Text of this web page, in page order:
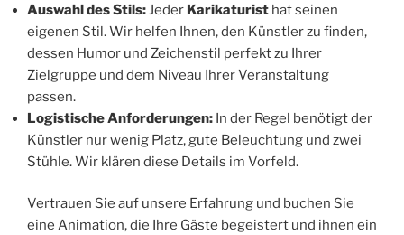
Auswahl des Stils:Jeder Karikaturist hat seinen
eigenen Stil. Wir helfen Ihnen, den Künstler zu finden,
dessen Humor und Zeichenstil perfekt zu Ihrer
Zielgruppe und dem Niveau Ihrer Veranstaltung
passen.
Logistische Anforderungen: In der Regel benötigt der
Künstler nur wenig Platz, gute Beleuchtung und zwei
Stühle. Wir klären diese Details im Vorfeld.
Vertrauen Sie auf unsere Erfahrung und buchen Sie
eine Animation, die Ihre Gäste begeistert und ihnen ein